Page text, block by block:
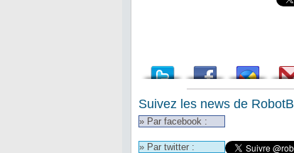
Suivez les news de
» Par facebook :
» Par twitter :